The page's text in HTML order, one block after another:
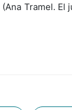
Tramel. El